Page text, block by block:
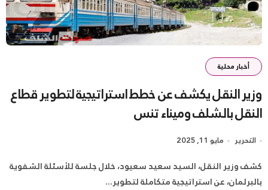
أخبار محلية
وزير النقل يكشف عن خطط استراتيجية لتطوير قطاع
النقل بالشلف وميناء تنس
التحرير مايو 11, 2025
كشف وزير النقل، السيد سعيد سعيود، خلال جلسة للأسئلة الشفوية
بالبرلمان، عن استراتيجية متكاملة لتطوير...